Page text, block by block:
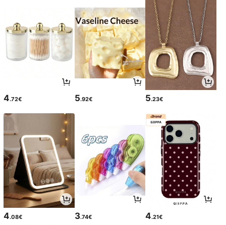
4.72€ 5.92€ 5.23€
4.08€ 3.74€ 4.21€